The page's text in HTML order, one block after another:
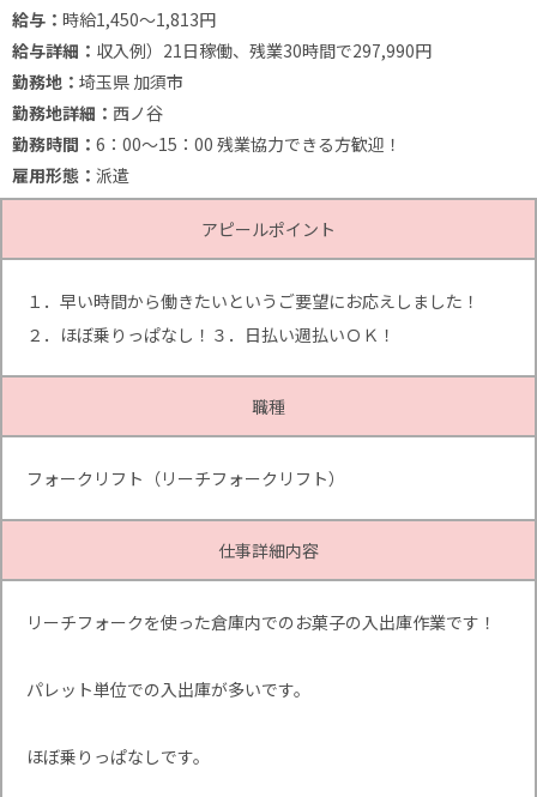
給与： 時給1,450～1,813円
給与詳細： 収入例）21日稼働、残業30時間で297,990円
勤務地： 埼玉県 加須市
勤務地詳細： 西ノ谷
勤務時間： 6：00～15：00 残業協力できる方歓迎！
雇用形態： 派遣
アピールポイント
１．早い時間から働きたいというご要望にお応えしました！
２．ほぼ乗りっぱなし！３．日払い週払いＯＫ！
職種
フォークリフト（リーチフォークリフト）
仕事詳細内容
リーチフォークを使った倉庫内でのお菓子の入出庫作業です！
パレット単位での入出庫が多いです。
ほぼ乗りっぱなしです。